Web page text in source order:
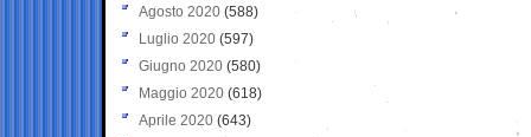
Agosto 2020 (588)
Luglio 2020 (597)
Giugno 2020 (580)
Maggio 2020 (618)
Aprile 2020 (643)